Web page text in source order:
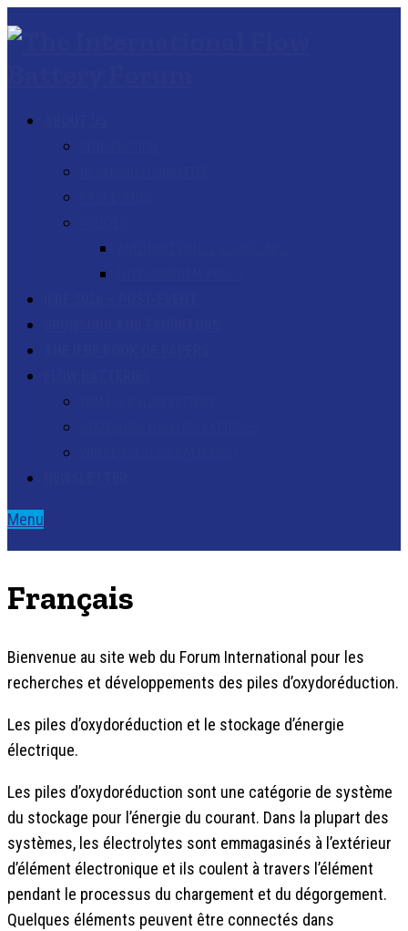
Menu
Français
Bienvenue au site web du Forum International pour les
recherches et développements des piles d’oxydoréduction.
Les piles d’oxydoréduction et le stockage d’énergie
électrique.
Les piles d’oxydoréduction sont une catégorie de système
du stockage pour l’énergie du courant. Dans la plupart des
systèmes, les électrolytes sont emmagasinés à l’extérieur
d’élément électronique et ils coulent à travers l’élément
pendant le processus du chargement et du dégorgement.
Quelques éléments peuvent être connectés dans